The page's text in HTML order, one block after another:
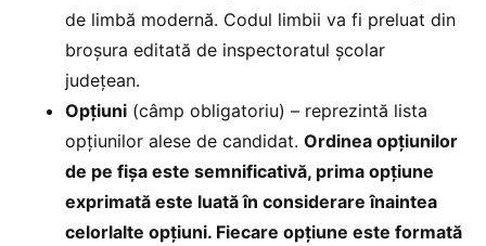
de limbă modernă. Codul limbii va fi preluat din
broşura editată de inspectoratul şcolar
judeţean.
Opţiuni (câmp obligatoriu) – reprezintă lista
opţiunilor alese de candidat. Ordinea opţiunilor
de pe fişa este semnificativă, prima opţiune
exprimată este luată în considerare înaintea
celorlalte opţiuni. Fiecare opţiune este formată